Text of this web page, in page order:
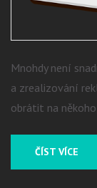
Mnohdy není
a zrealizování
obrátit na
ČÍST VÍCE